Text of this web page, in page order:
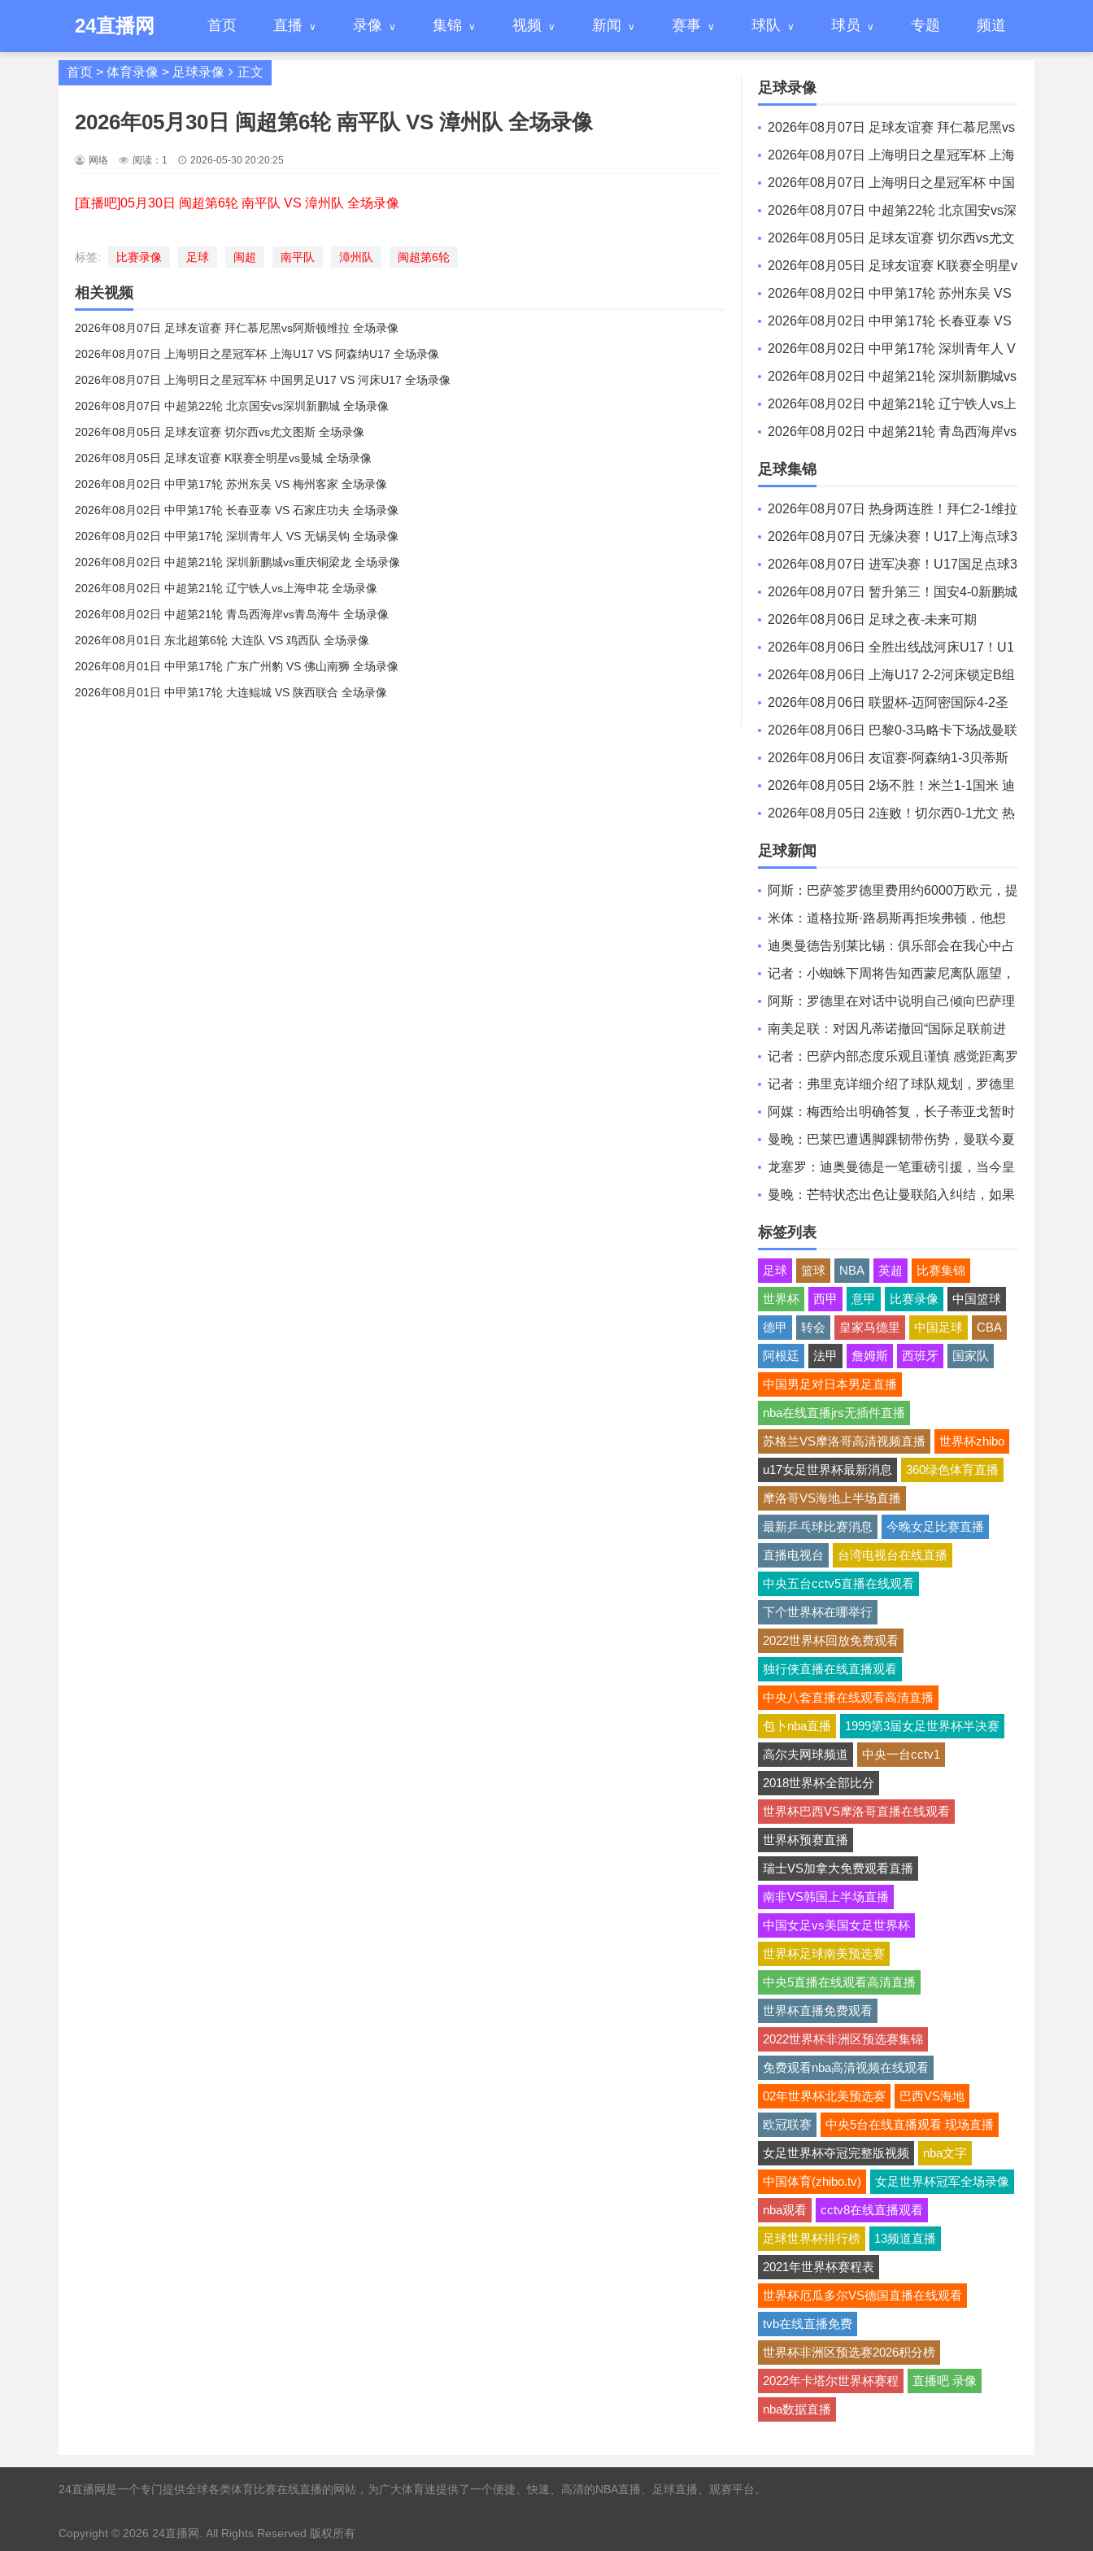
24直播网 首页 直播 录像 集锦 视频 新闻 赛事 球队 球员 专题 频道
首页 > 体育录像 > 足球录像 正文
2026年05月30日 闽超第6轮 南平队 VS 漳州队 全场录像
网络 阅读： 1 2026-05-30 20:20:25
[直播吧]05月30日 闽超第6轮 南平队 VS 漳州队 全场录像
标签: 比赛录像 足球 闽超 南平队 漳州队 闽超第6轮
相关视频
2026年08月07日 足球友谊赛 拜仁慕尼黑vs阿斯顿维拉 全场录像
2026年08月07日 上海明日之星冠军杯 上海U17 VS 阿森纳U17 全场录像
2026年08月07日 上海明日之星冠军杯 中国男足U17 VS 河床U17 全场录像
2026年08月07日 中超第22轮 北京国安vs深圳新鹏城 全场录像
2026年08月05日 足球友谊赛 切尔西vs尤文图斯 全场录像
2026年08月05日 足球友谊赛 K联赛全明星vs曼城 全场录像
2026年08月02日 中甲第17轮 苏州东吴 VS 梅州客家 全场录像
2026年08月02日 中甲第17轮 长春亚泰 VS 石家庄功夫 全场录像
2026年08月02日 中甲第17轮 深圳青年人 VS 无锡吴钩 全场录像
2026年08月02日 中超第21轮 深圳新鹏城vs重庆铜梁龙 全场录像
2026年08月02日 中超第21轮 辽宁铁人vs上海申花 全场录像
2026年08月02日 中超第21轮 青岛西海岸vs青岛海牛 全场录像
2026年08月01日 东北超第6轮 大连队 VS 鸡西队 全场录像
2026年08月01日 中甲第17轮 广东广州豹 VS 佛山南狮 全场录像
2026年08月01日 中甲第17轮 大连鲲城 VS 陕西联合 全场录像
足球录像
2026年08月07日 足球友谊赛 拜仁慕尼黑vs
阿斯顿维拉 全场录像
2026年08月07日 上海明日之星冠军杯 上海
U17 VS 阿森纳U17 全场录像
2026年08月07日 上海明日之星冠军杯 中国
男足U17 VS 河床U17 全场录像
2026年08月07日 中超第22轮 北京国安vs深
圳新鹏城 全场录像
2026年08月05日 足球友谊赛 切尔西vs尤文
图斯 全场录像
2026年08月05日 足球友谊赛 K联赛全明星v
s曼城 全场录像
2026年08月02日 中甲第17轮 苏州东吴 VS
梅州客家 全场录像
2026年08月02日 中甲第17轮 长春亚泰 VS
石家庄功夫 全场录像
2026年08月02日 中甲第17轮 深圳青年人 V
S 无锡吴钩 全场录像
2026年08月02日 中超第21轮 深圳新鹏城vs
重庆铜梁龙 全场录像
2026年08月02日 中超第21轮 辽宁铁人vs上
海申花 全场录像
2026年08月02日 中超第21轮 青岛西海岸vs
青岛海牛 全场录像
足球集锦
2026年08月07日 热身两连胜！拜仁2-1维拉
金玟哉戈麦斯破门迪亚斯替补建功
2026年08月07日 无缘决赛！U17上海点球3
-4枪手U17 李秋甫、李文博失点王启戎扑点
2026年08月07日 进军决赛！U17国足点球3
-1河床U17将战阿森纳 江宇涵替补两扑点
2026年08月07日 暂升第三！国安4-0新鹏城
7轮不败 张玉宁传射达万双响法比奥破门
2026年08月06日 足球之夜-未来可期
2026年08月06日 全胜出线战河床U17！U1
7国足2-1十人药厂U17 赵松源登场1分钟传射
2026年08月06日 上海U17 2-2河床锁定B组
第1 吕孟洋点射阿布力米破门 将战A组第2
2026年08月06日 联盟杯-迈阿密国际4-2圣
路易斯 梅西2射1传 阿伦助攻戴帽
2026年08月06日 巴黎0-3马略卡下场战曼联
巴黎全场控球近6成+8射3正未果
2026年08月06日 友谊赛-阿森纳1-3贝蒂斯
因卡皮耶破门难救主 福纳尔斯1射2传
2026年08月05日 2场不胜！米兰1-1国米 迪
马尔科破门 恩昆库造点+点射拉莫斯登场
2026年08月05日 2连败！切尔西0-1尤文 热
格罗瓦世界波制胜穆德里克时隔614天复出
足球新闻
阿斯：巴萨签罗德里费用约6000万欧元，提
供4年税前3000万欧合同
米体：道格拉斯·路易斯再拒埃弗顿，他想
留队 但俱乐部尚未敲定
迪奥曼德告别莱比锡：俱乐部会在我心中占
据特殊位置，感谢所有
记者：小蜘蛛下周将告知西蒙尼离队愿望，
并希望得到理解和帮助
阿斯：罗德里在对话中说明自己倾向巴萨理
由，皇马对此理解＆祝好
南美足联：对因凡蒂诺撤回“国际足联前进
企业计划”提案表示欢迎
记者：巴萨内部态度乐观且谨慎 感觉距离罗
德里转会完成更近了
记者：弗里克详细介绍了球队规划，罗德里
非常认可并选择加盟巴萨
阿媒：梅西给出明确答复，长子蒂亚戈暂时
不会前往拉玛西亚青训
曼晚：巴莱巴遭遇脚踝韧带伤势，曼联今夏
大概率不会继续追求他
龙塞罗：迪奥曼德是一笔重磅引援，当今皇
马坐拥世界独一档攻击线
曼晚：芒特状态出色让曼联陷入纠结，如果
想四线争冠可能还得买人
标签列表
足球 篮球 NBA 英超 比赛集锦
世界杯 西甲 意甲 比赛录像 中国篮球
德甲 转会 皇家马德里 中国足球 CBA
阿根廷 法甲 詹姆斯 西班牙 国家队
中国男足对日本男足直播
nba在线直播jrs无插件直播
苏格兰VS摩洛哥高清视频直播 世界杯zhibo
u17女足世界杯最新消息 360绿色体育直播
摩洛哥VS海地上半场直播
最新乒乓球比赛消息 今晚女足比赛直播
直播电视台 台湾电视台在线直播
中央五台cctv5直播在线观看
下个世界杯在哪举行
2022世界杯回放免费观看
独行侠直播在线直播观看
中央八套直播在线观看高清直播
包卜nba直播 1999第3届女足世界杯半决赛
高尔夫网球频道 中央一台cctv1
2018世界杯全部比分
世界杯巴西VS摩洛哥直播在线观看
世界杯预赛直播
瑞士VS加拿大免费观看直播
南非VS韩国上半场直播
中国女足vs美国女足世界杯
世界杯足球南美预选赛
中央5直播在线观看高清直播
世界杯直播免费观看
2022世界杯非洲区预选赛集锦
免费观看nba高清视频在线观看
02年世界杯北美预选赛 巴西VS海地
欧冠联赛 中央5台在线直播观看 现场直播
女足世界杯夺冠完整版视频 nba文字
中国体育(zhibo.tv) 女足世界杯冠军全场录像
nba观看 cctv8在线直播观看
足球世界杯排行榜 13频道直播
2021年世界杯赛程表
世界杯厄瓜多尔VS德国直播在线观看
tvb在线直播免费
世界杯非洲区预选赛2026积分榜
2022年卡塔尔世界杯赛程 直播吧 录像
nba数据直播
24直播网是一个专门提供全球各类体育比赛在线直播的网站，为广大体育迷提供了一个便捷、快速、高清的NBA直播、足球直播、观赛平台。
Copyright © 2026 24直播网 . All Rights Reserved 版权所有